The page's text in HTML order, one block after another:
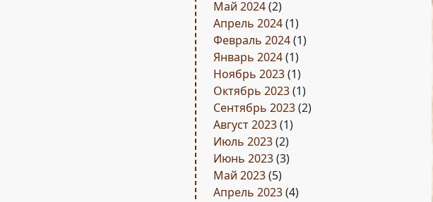
Май 2024(2)
Апрель 2024(1)
Февраль 2024(1)
Январь 2024(1)
Ноябрь 2023(1)
Октябрь 2023(1)
Сентябрь 2023(2)
Август 2023(1)
Июль 2023(2)
Июнь 2023(3)
Май 2023(5)
Апрель 2023(4)